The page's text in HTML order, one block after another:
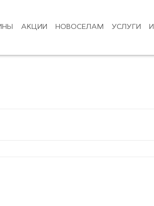
АКЦИИ НОВОСЕЛАМ УСЛУГИ